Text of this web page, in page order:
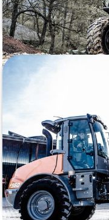
TUTUSTU
Moottori:Deutz
Päästöluokka:
Kaatokuorma:
TUTUSTU